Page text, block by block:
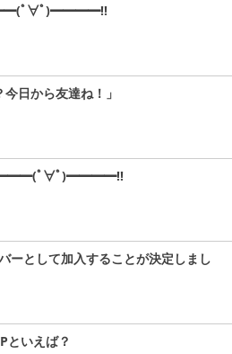
━━━━(ﾟ∀ﾟ)━━━━!!
日から友達ね！」
ｷﾀ━━━━(ﾟ∀ﾟ)━━━━!!
ーとして加入することが決定しまし
といえば？